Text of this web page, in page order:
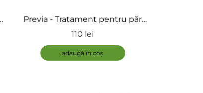
Previa - Tratament pentru păr
vopsit - After Color Tratament
110 lei
adaugă în coș